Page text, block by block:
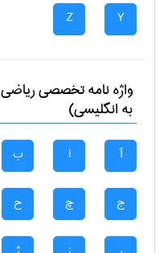
Y
Z
واژه نامه تخصصیرياضی
به انگلیسی)
آ ا ب
ج چ ح